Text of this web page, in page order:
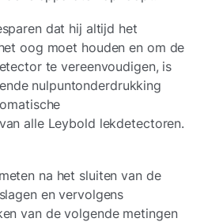
dat hij altijd het
oog moet houden en om de
te vereenvoudigen, is
nulpuntonderdrukking
alle Leybold lekdetectoren.
na het sluiten van de
en vervolgens
van de volgende metingen